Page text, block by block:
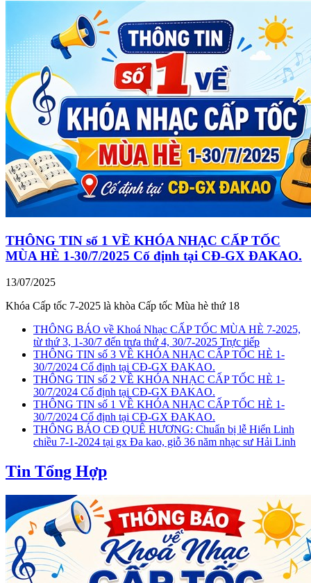
THÔNG TIN số 1 VỀ KHÓA NHẠC CẤP TỐC
MÙA HÈ 1-30/7/2025 Cố định tại CĐ-GX ĐAKAO.
13/07/2025
Khóa Cấp tốc 7-2025 là khòa Cấp tốc Mùa hè thứ 18
THÔNG BÁO về Khoá Nhạc CẤP TỐC MÙA HÈ 7-2025,
từ thứ 3, 1-30/7 đến trưa thứ 4, 30/7-2025 Trực tiếp
THÔNG TIN số 3 VỀ KHÓA NHẠC CẤP TỐC HÈ 1-
30/7/2024 Cố định tại CĐ-GX ĐAKAO.
THÔNG TIN số 2 VỀ KHÓA NHẠC CẤP TỐC HÈ 1-
30/7/2024 Cố định tại CĐ-GX ĐAKAO.
THÔNG TIN số 1 VỀ KHÓA NHẠC CẤP TỐC HÈ 1-
30/7/2024 Cố định tại CĐ-GX ĐAKAO.
THÔNG BÁO CĐ QUÊ HƯƠNG: Chuẩn bị lễ Hiển Linh
chiều 7-1-2024 tại gx Đa kao, giỗ 36 năm nhạc sư Hải Linh
Tin Tổng Hợp